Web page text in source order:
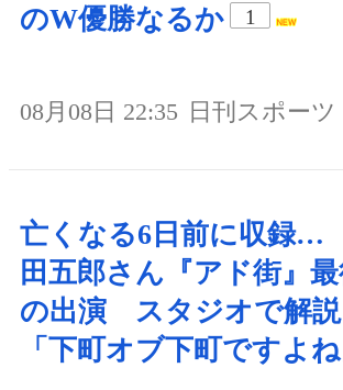
のW優勝なるか
1
08月08日 22:35 日刊スポーツ
亡くなる6日前に収録
田五郎さん『アド街』
の出演 スタジオで解説
「下町オブ下町ですよね